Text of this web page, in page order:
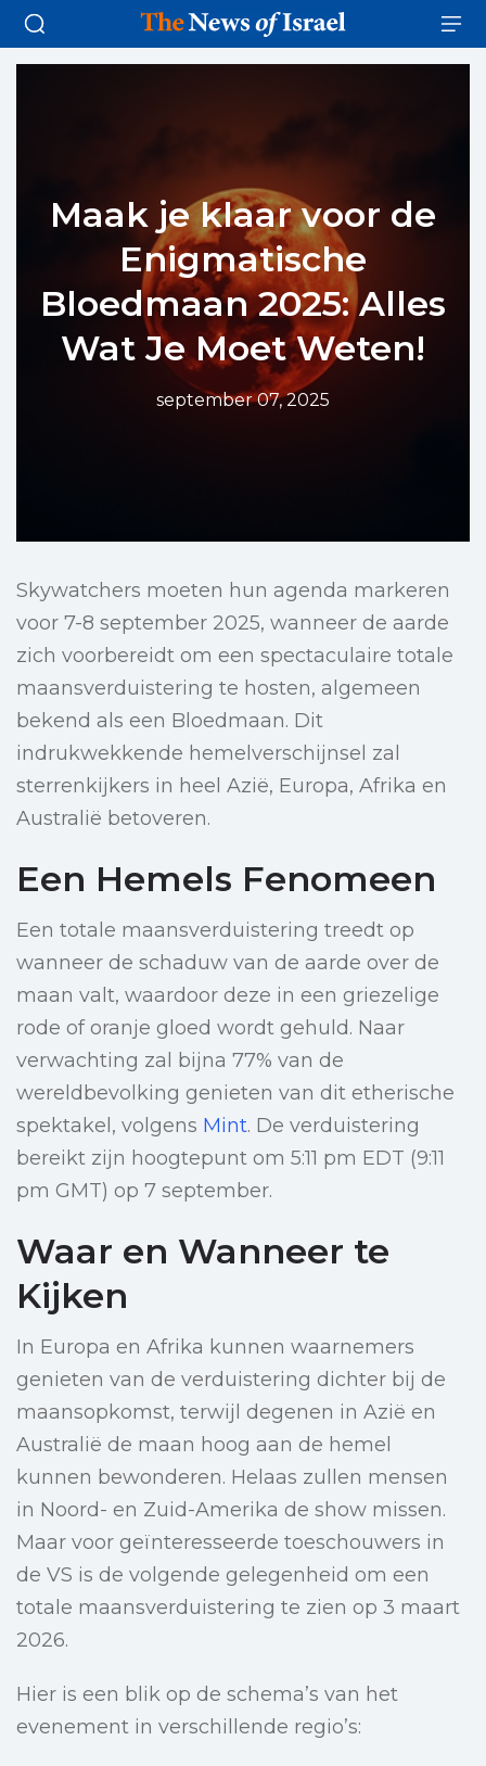
Maak je klaar voor de
Enigmatische
Bloedmaan 2025: Alles
Wat Je Moet Weten!
september 07, 2025
Skywatchers moeten hun agenda markeren
voor 7-8 september 2025, wanneer de aarde
zich voorbereidt om een spectaculaire totale
maansverduistering te hosten, algemeen
bekend als een Bloedmaan. Dit
indrukwekkende hemelverschijnsel zal
sterrenkijkers in heel Azië, Europa, Afrika en
Australië betoveren.
Een Hemels Fenomeen
Een totale maansverduistering treedt op
wanneer de schaduw van de aarde over de
maan valt, waardoor deze in een griezelige
rode of oranje gloed wordt gehuld. Naar
verwachting zal bijna 77% van de
wereldbevolking genieten van dit etherische
spektakel, volgens Mint. De verduistering
bereikt zijn hoogtepunt om 5:11 pm EDT (9:11
pm GMT) op 7 september.
Waar en Wanneer te
Kijken
In Europa en Afrika kunnen waarnemers
genieten van de verduistering dichter bij de
maansopkomst, terwijl degenen in Azië en
Australië de maan hoog aan de hemel
kunnen bewonderen. Helaas zullen mensen
in Noord- en Zuid-Amerika de show missen.
Maar voor geïnteresseerde toeschouwers in
de VS is de volgende gelegenheid om een
totale maansverduistering te zien op 3 maart
2026.
Hier is een blik op de schema’s van het
evenement in verschillende regio’s: